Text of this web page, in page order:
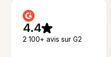
4.4
2 100+ avis sur G2